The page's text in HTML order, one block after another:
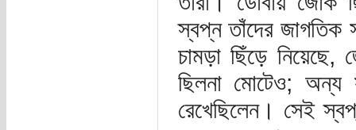
স্বপ্ন তাঁদের জাগতিক
চামড়া ছিঁড়ে
ছিলনা মোটেও; অন্য
রেখেছিলেন। সেই